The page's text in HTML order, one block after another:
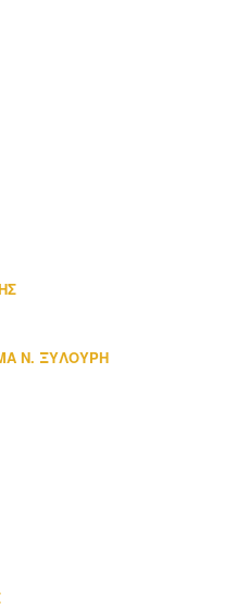
Ν. ΞΥΛΟΥΡΗ